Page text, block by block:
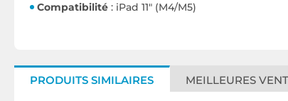
Compatibilité : iPad 11" (M4/M5)
PRODUITS SIMILAIRES MEILLEURES